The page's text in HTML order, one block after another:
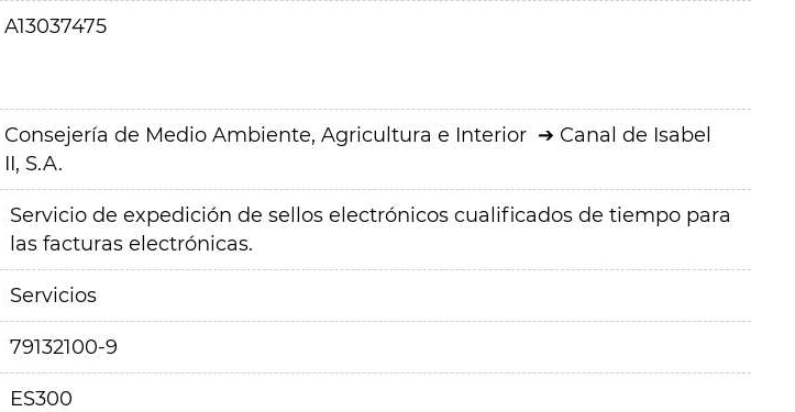
A13037475
Consejería de Medio Ambiente, Agricultura e Interior
Canal de Isabel
II, S.A.
Servicio de expedición de sellos electrónicos cualificados de tiempo para
las facturas electrónicas.
Servicios
79132100-9
ES300